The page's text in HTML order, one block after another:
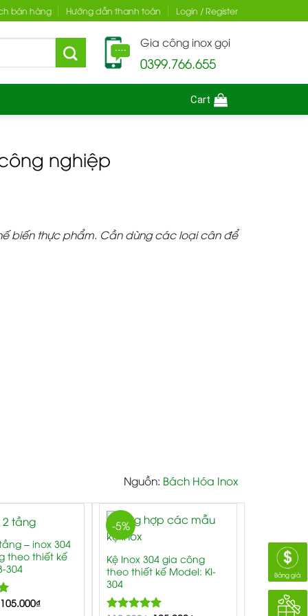
bán hàng Hướng dẫn thanh toán Login / Register
Gia công inox gọi
0399.766.655
Cart
nghiệp
biến thực phẩm. Cần dùng các loại cân để
Nguồn: Bách Hóa Inox
– inox 304
theo thiết kế
304
105.000₫
-5%
Kệ Inox 304 gia công
theo thiết kế Model: KI-
304
Bảng giá